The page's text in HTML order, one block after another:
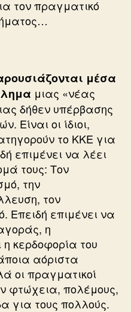
τον πραγματικό
μέσα
μιας «νέας
δήθεν υπέρβασης
Είναι οι ίδιοι,
το ΚΚΕ για
επιμένει να λέει
τους: Τον
την
τον
Επειδή επιμένει να
η
κερδοφορία του
αόριστα
οι πραγματικοί
φτώχεια, πολέμους,
για τους πολλούς.